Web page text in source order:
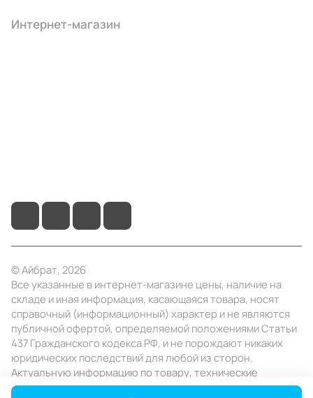
Интернет-магазин
© Айбрат, 2026
Все указанные в интернет-магазине цены, наличие на
складе и иная информация, касающаяся товара, носят
справочный (информационный) характер и не являются
публичной офертой, определяемой положениями Статьи
437 Гражданского кодекса РФ, и не порождают никаких
юридических последствий для любой из сторон.
Актуальную информацию по товару, технические
характеристики уточняйте в отделе продаж в день